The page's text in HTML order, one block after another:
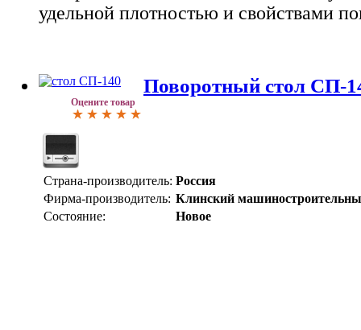
удельной плотностью и свойствами
Оцените товар
Поворотный стол СП-
Страна-производитель: Россия
Фирма-производитель: Клинский
Состояние:
Новое